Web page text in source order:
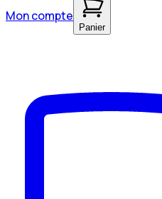
Mon compte
Panier